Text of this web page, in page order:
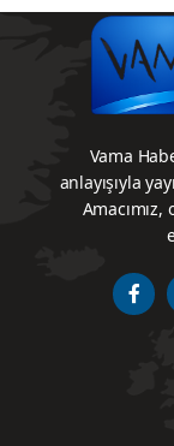
Vama
anlayışıyla